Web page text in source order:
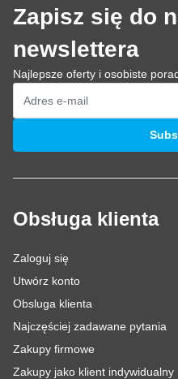
Zapisz się do
newslettera
Najlepsze oferty i osobiste
Adres e-mail
Obsługa klienta
Zaloguj się
Utwórz konto
Obsluga klienta
Najczęściej zadawane pytania
Zakupy firmowe
Zakupy jako klient indywidualny